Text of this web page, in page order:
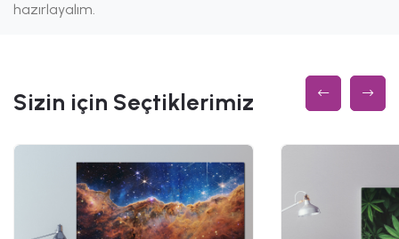
hazırlayalım.
Sizin için Seçtiklerimiz